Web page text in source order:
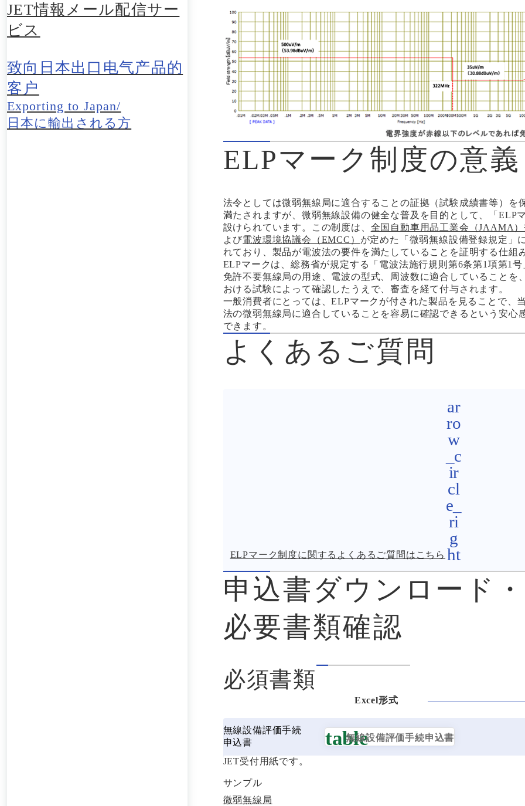
JET情報メール配信サー
ビス
致向日本出口电气产品的
客户
Exporting to Japan/
日本に輸出される方
ELPマーク制度の意義
法令としては微弱無線局に適合することの証拠（試験成績書等）を
満たされますが、微弱無線設備の健全な普及を目的として、「ELP
設けられています。この制度は、 全国自動車用品工業会（JAAMA
よび電波環境協議会（EMCC） が定めた「微弱無線設備登録規定」
れており、製品が電波法の要件を満たしていることを証明する仕組
ELPマークは、総務省が規定する「電波法施行規則第6条第1項第1
免許不要無線局の用途、電波の型式、周波数に適合していることを
おける試験によって確認したうえで、審査を経て付与されます。
一般消費者にとっては、ELPマークが付された製品を見ることで、
法の微弱無線局に適合していることを容易に確認できるという安心
できます。
よくあるご質問
ELPマーク制度に関するよくあるご質問はこちら
申込書ダウンロード
必要書類確認
必須書類
無線設備評価手続
申込書
無線設備評価手続申込書
JET受付用紙です。
サンプル
微弱無線局